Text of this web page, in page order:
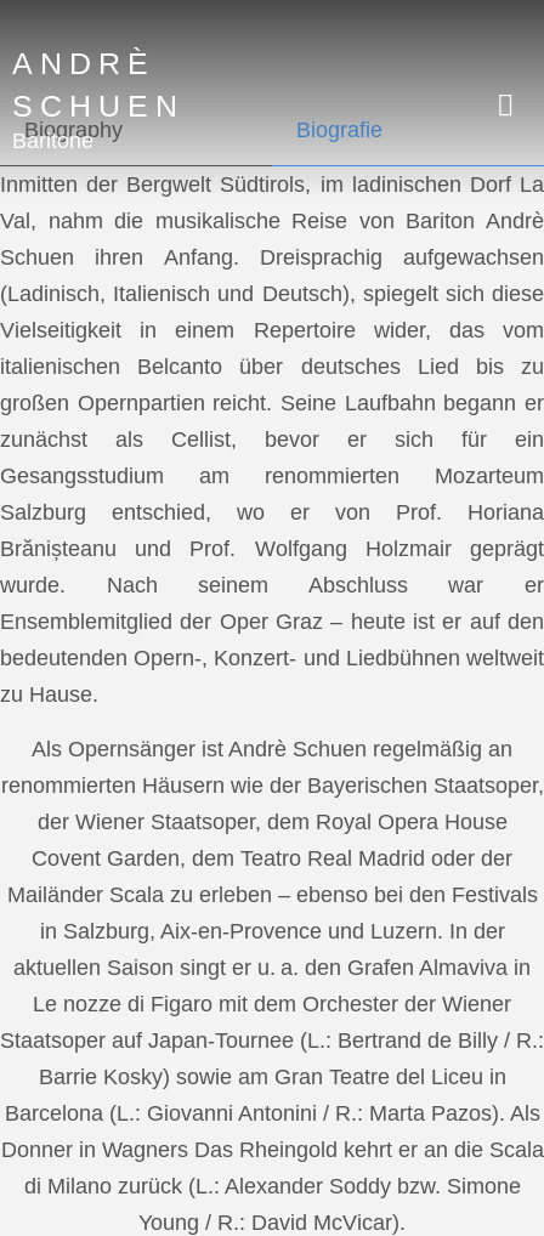
ANDRÈ
SCHUEN
Baritone
Biography Biografie
Inmitten der Bergwelt Südtirols, im ladinischen Dorf La
Val, nahm die musikalische Reise von Bariton Andrè
Schuen ihren Anfang. Dreisprachig aufgewachsen
(Ladinisch, Italienisch und Deutsch), spiegelt sich diese
Vielseitigkeit in einem Repertoire wider, das vom
italienischen Belcanto über deutsches Lied bis zu
großen Opernpartien reicht. Seine Laufbahn begann er
zunächst als Cellist, bevor er sich für ein
Gesangsstudium am renommierten Mozarteum
Salzburg entschied, wo er von Prof. Horiana
Brănișteanu und Prof. Wolfgang Holzmair geprägt
wurde. Nach seinem Abschluss war er
Ensemblemitglied der Oper Graz – heute ist er auf den
bedeutenden Opern-, Konzert- und Liedbühnen weltweit
zu Hause.
Als Opernsänger ist Andrè Schuen regelmäßig an
renommierten Häusern wie der Bayerischen Staatsoper,
der Wiener Staatsoper, dem Royal Opera House
Covent Garden, dem Teatro Real Madrid oder der
Mailänder Scala zu erleben – ebenso bei den Festivals
in Salzburg, Aix-en-Provence und Luzern. In der
aktuellen Saison singt er u. a. den Grafen Almaviva in
Le nozze di Figaro mit dem Orchester der Wiener
Staatsoper auf Japan-Tournee (L.: Bertrand de Billy / R.:
Barrie Kosky) sowie am Gran Teatre del Liceu in
Barcelona (L.: Giovanni Antonini / R.: Marta Pazos). Als
Donner in Wagners Das Rheingold kehrt er an die Scala
di Milano zurück (L.: Alexander Soddy bzw. Simone
Young / R.: David McVicar).